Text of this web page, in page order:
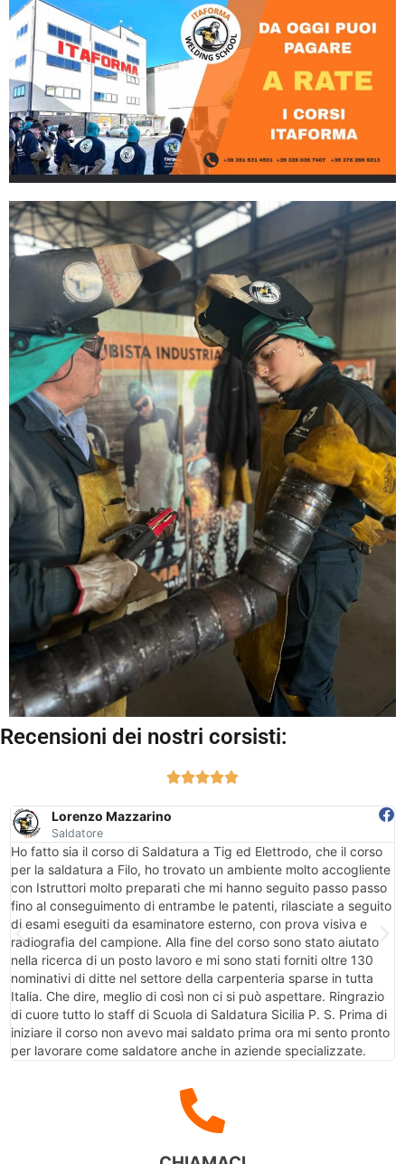
Recensioni dei nostri corsisti:

Lorenzo Mazzarino
Saldatore
Ho fatto sia il corso di Saldatura a Tig ed Elettrodo, che il corso
per la saldatura a Filo, ho trovato un ambiente molto accogliente
con Istruttori molto preparati che mi hanno seguito passo passo
fino al conseguimento di entrambe le patenti, rilasciate a seguito
di esami eseguiti da esaminatore esterno, con prova visiva e
radiografia del campione. Alla fine del corso sono stato aiutato
nella ricerca di un posto lavoro e mi sono stati forniti oltre 130
nominativi di ditte nel settore della carpenteria sparse in tutta
Italia. Che dire, meglio di così non ci si può aspettare. Ringrazio
di cuore tutto lo staff di Scuola di Saldatura Sicilia P. S. Prima di
iniziare il corso non avevo mai saldato prima ora mi sento pronto
per lavorare come saldatore anche in aziende specializzate.